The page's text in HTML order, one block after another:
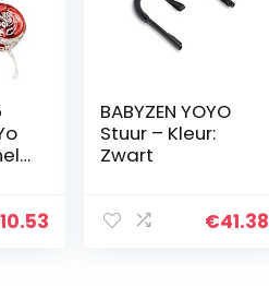
10.53
BABYZEN YOYO
Stuur – Kleur:
Zwart
€41.38